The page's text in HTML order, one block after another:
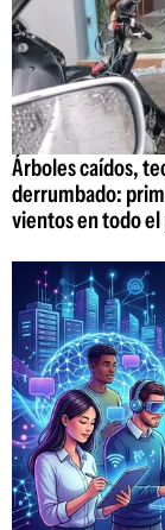
Árboles caídos,
derrumbado:
vientos en todo el